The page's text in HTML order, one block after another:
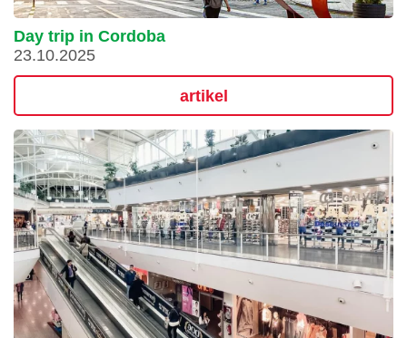
Day trip in Cordoba
23.10.2025
artikel